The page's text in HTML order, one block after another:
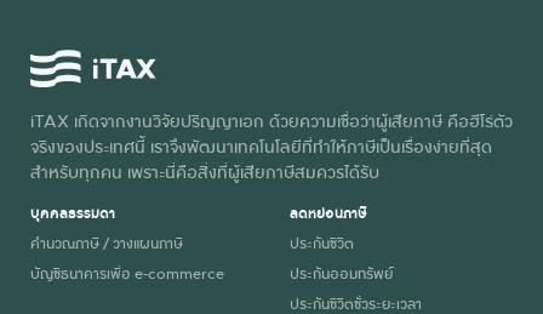
iTAX เกิดจากงานวิจัยปริญญาเอก ด้วยความเชื่อว่าผู้เสียภาษี คือฮีโร่ตัว
จริงของประเทศนี้ เราจึงพัฒนาเทคโนโลยีที่ทำให้ภาษีเป็นเรื่องง่ายที่สุด
สำหรับทุกคน เพราะนี่คือสิ่งที่ผู้เสียภาษีสมควรได้รับ
บุคคลธรรมดา
คำนวณภาษี / วางแผนภาษี
บัญชีธนาคารเพื่อ e-commerce
ลดหย่อนภาษี
ประกันชีวิต
ประกันออมทรัพย์
ประกันชีวิตชั่วระยะเวลา